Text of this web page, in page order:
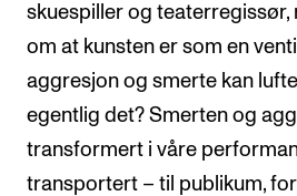
skuespiller og teaterregissør,
om at kunsten er som en
aggresjon og smerte kan
egentlig det? Smerten og
transformert i våre
transportert – til publikum,